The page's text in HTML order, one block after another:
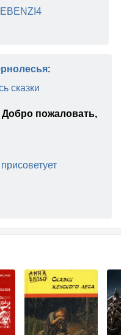
:
сказки
пожаловать,